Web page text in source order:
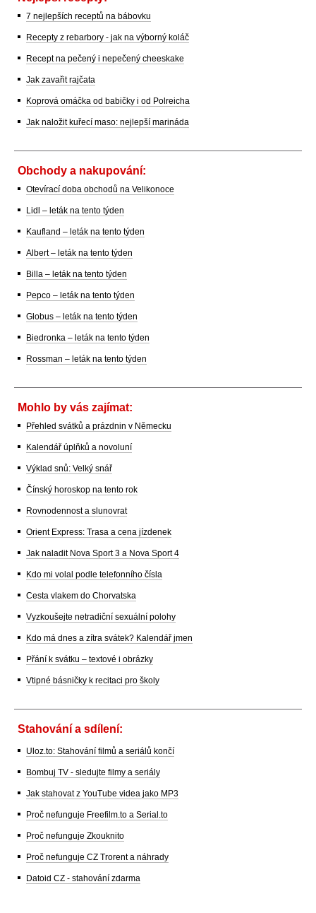
7 nejlepších receptů na bábovku
Recepty z rebarbory - jak na výborný koláč
Recept na pečený i nepečený cheeskake
Jak zavařit rajčata
Koprová omáčka od babičky i od Polreicha
Jak naložit kuřecí maso: nejlepší marináda
Obchody a nakupování:
Otevírací doba obchodů na Velikonoce
Lidl – leták na tento týden
Kaufland – leták na tento týden
Albert – leták na tento týden
Billa – leták na tento týden
Pepco – leták na tento týden
Globus – leták na tento týden
Biedronka – leták na tento týden
Rossman – leták na tento týden
Mohlo by vás zajímat:
Přehled svátků a prázdnin v Německu
Kalendář úplňků a novoluní
Výklad snů: Velký snář
Čínský horoskop na tento rok
Rovnodennost a slunovrat
Orient Express: Trasa a cena jízdenek
Jak naladit Nova Sport 3 a Nova Sport 4
Kdo mi volal podle telefonního čísla
Cesta vlakem do Chorvatska
Vyzkoušejte netradiční sexuální polohy
Kdo má dnes a zítra svátek? Kalendář jmen
Přání k svátku – textové i obrázky
Vtipné básničky k recitaci pro školy
Stahování a sdílení:
Uloz.to: Stahování filmů a seriálů končí
Bombuj TV - sledujte filmy a seriály
Jak stahovat z YouTube videa jako MP3
Proč nefunguje Freefilm.to a Serial.to
Proč nefunguje Zkouknito
Proč nefunguje CZ Trorent a náhrady
Datoid CZ - stahování zdarma